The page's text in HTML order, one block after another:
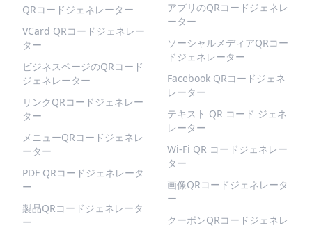
QRコードジェネレーター
VCard QRコードジェネレー
ター
ビジネスページのQRコード
ジェネレーター
リンクQRコードジェネレー
ター
メニューQRコードジェネレ
ーター
PDF QRコードジェネレータ
ー
製品QRコードジェネレータ
ー
アプリのQRコードジェネレ
ーター
ソーシャルメディアQRコー
ドジェネレーター
Facebook QRコードジェネ
レーター
テキスト QR コード ジェネ
レーター
Wi-Fi QR コードジェネレー
ター
画像QRコードジェネレータ
ー
クーポンQRコードジェネレ